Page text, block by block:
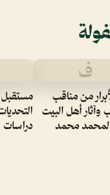
ف
من مناقب
وآثار أهل البيت
لمحمد محمد
مستقبل
دراسات